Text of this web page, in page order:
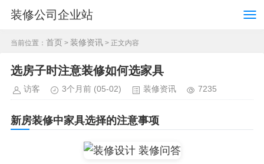
装修公司企业站
当前位置： 首页 > 装修资讯 > 正文内容
选房子时注意装修如何选家具
访客 3个月前 (05-02) 装修资讯 7235
新房装修中家具选择的注意事项